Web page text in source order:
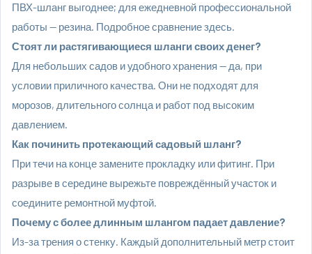
ПВХ-шланг выгоднее; для ежедневной профессиональной
работы — резина. Подробное сравнение здесь.
Стоят ли растягивающиеся шланги своих денег?
Для небольших садов и удобного хранения — да, при
условии приличного качества. Они не подходят для
морозов, длительного солнца и работ под высоким
давлением.
Как починить протекающий садовый шланг?
При течи на конце замените прокладку или фитинг. При
разрыве в середине вырежьте повреждённый участок и
соедините ремонтной муфтой.
Почему с более длинным шлангом падает давление?
Из-за трения о стенку. Каждый дополнительный метр стоит